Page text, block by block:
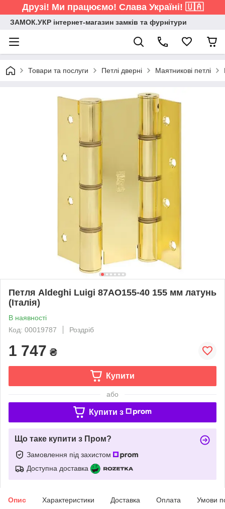
Друзі! Ми працюємо! Слава Україні! 🇺🇦
ЗАМОК.УКР інтернет-магазин замків та фурнітури
Товари та послуги Петлі дверні Маятникові петлі
Петля Aldeghi Luigi 87AO155-40 155 мм латунь
(Італія)
В наявності
Код: 00019787
Роздріб
1 747 ₴
Купити
або
Купити з
Що таке купити з Пром?
Замовлення під захистом
Доступна доставка
Опис Характеристики Доставка Оплата Умови